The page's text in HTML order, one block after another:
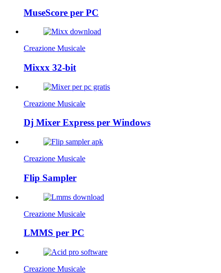
MuseScore per PC
Creazione Musicale
Mixxx 32-bit
Creazione Musicale
Dj Mixer Express per Windows
Creazione Musicale
Flip Sampler
Creazione Musicale
LMMS per PC
Creazione Musicale